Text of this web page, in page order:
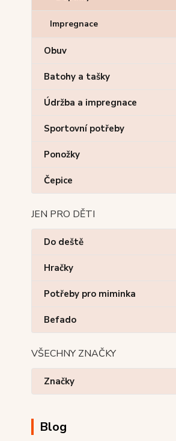
Impregnace
Obuv
Batohy a tašky
Údržba a impregnace
Sportovní potřeby
Ponožky
Čepice
JEN PRO DĚTI
Do deště
Hračky
Potřeby pro miminka
Befado
VŠECHNY ZNAČKY
Značky
Blog